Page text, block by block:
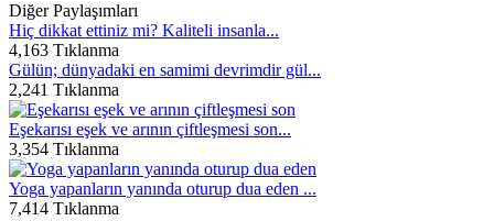
Diğer Paylaşımları
Hiç dikkat ettiniz mi? Kaliteli insanla...
4,163 Tıklanma
Gülün; dünyadaki en samimi devrimdir gül...
2,241 Tıklanma
Eşekarısı eşek ve arının çiftleşmesi son...
3,354 Tıklanma
Yoga yapanların yanında oturup dua eden ...
7,414 Tıklanma